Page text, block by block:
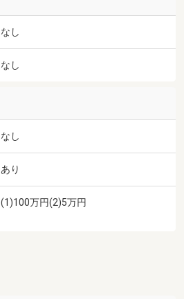
なし
なし
なし
あり
(1)100万円(2)5万円